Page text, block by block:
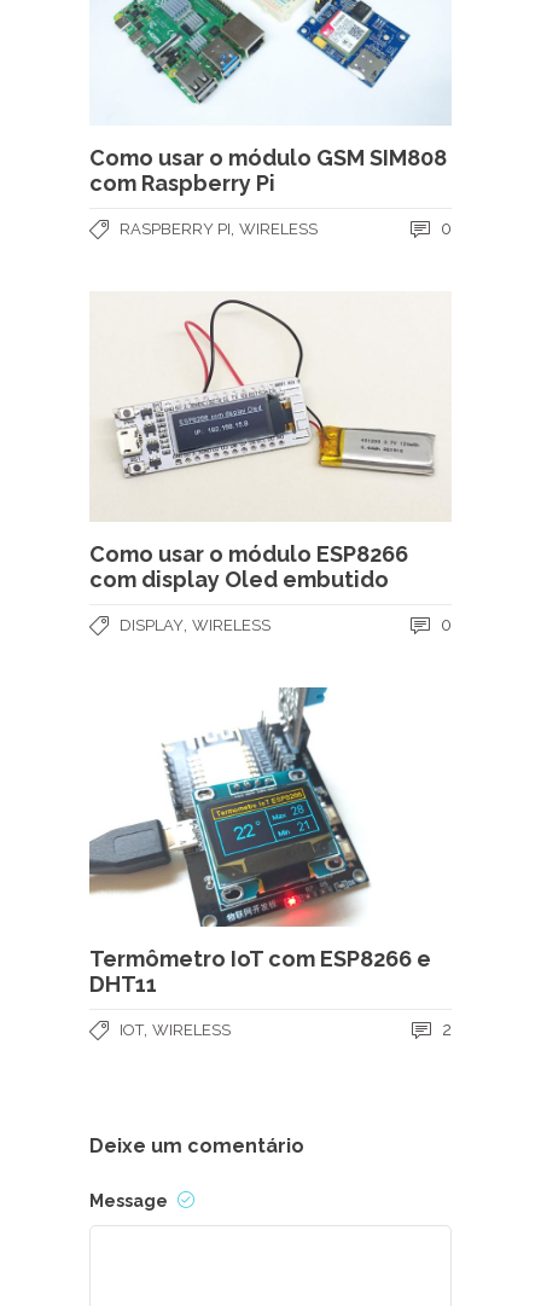
Como usar o módulo GSM SIM808
com Raspberry Pi
RASPBERRY PI WIRELESS 0
Como usar o módulo ESP8266
com display Oled embutido
DISPLAY WIRELESS 0
Termômetro IoT com ESP8266 e
DHT11
IOT, WIRELESS 2
Deixe um comentário
Message